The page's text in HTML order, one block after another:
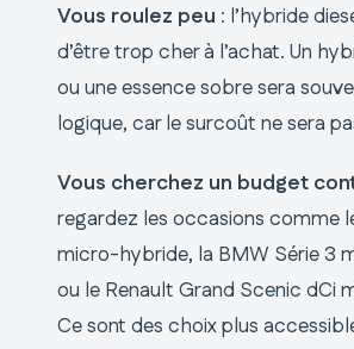
Vous roulez peu : l’hybride
d’être trop cher à l’achat. Un
ou une essence sobre sera
logique, car le surcoût ne sera
Vous cherchez un budget
regardez les occasions comme
micro-hybride, la BMW Série 3
ou le Renault Grand Scenic dCi
Ce sont des choix plus